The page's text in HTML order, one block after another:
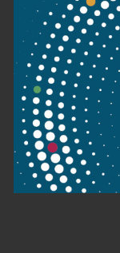
1095